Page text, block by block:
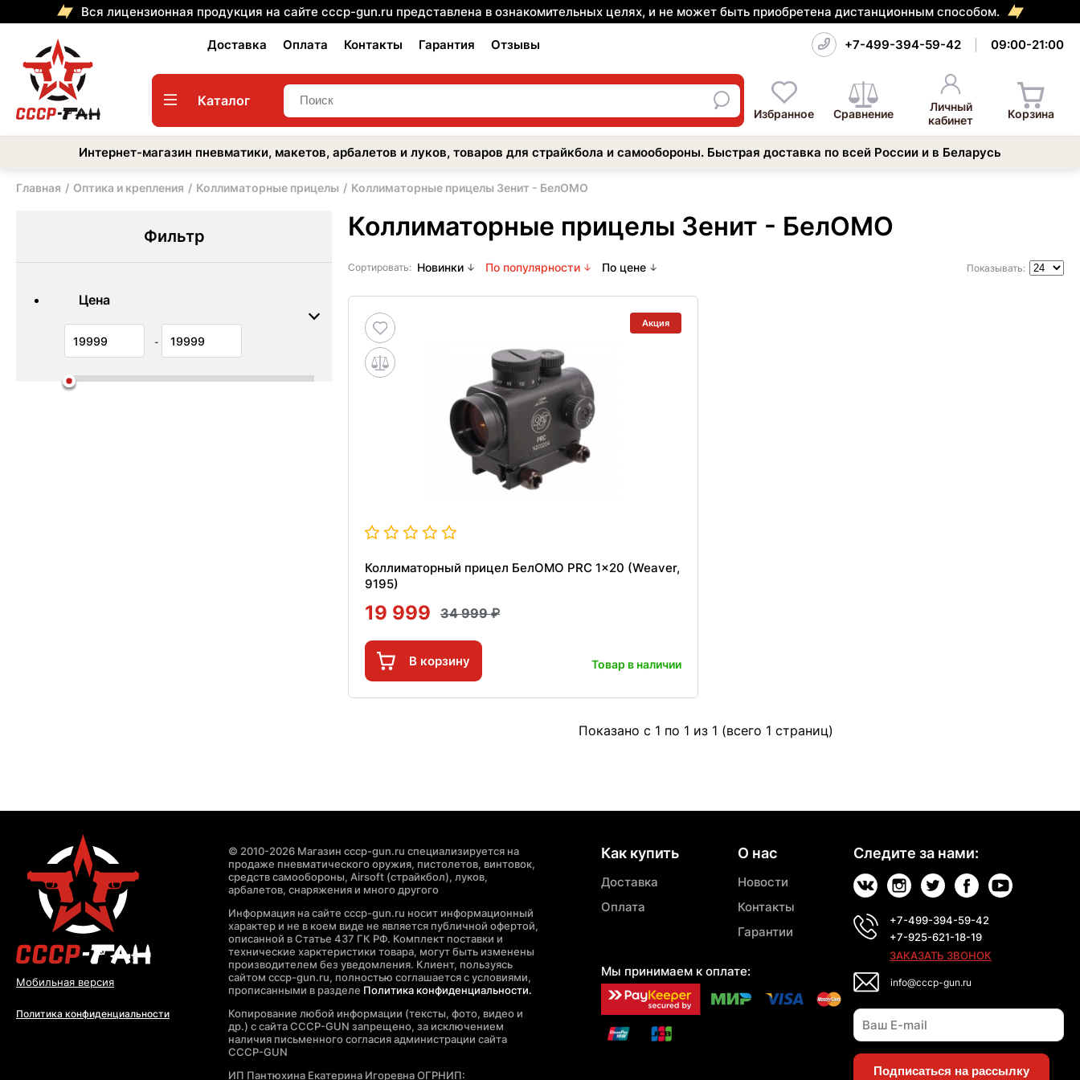
Вся лицензионная продукция на сайте cccp-gun.ru представлена в ознакомительных целях, и не может быть приобретена дистанционным способом.
Доставка Оплата Контакты Гарантия Отзывы +7-499-394-59-42 09:00-21:00
Каталог
Избранное Сравнение
Личный
кабинет
Корзина
Интернет-магазин пневматики, макетов, арбалетов и луков, товаров для страйкбола и самообороны. Быстрая доставка по всей России и в Беларусь
Главная Оптика и крепления Коллиматорные прицелы Коллиматорные прицелы Зенит - БелОМО
Фильтр
Цена
-
Коллиматорные прицелы Зенит - БелОМО
Сортировать: Новинки По популярности По цене Показывать:
Акция
Коллиматорный прицел БелОМО PRC 1x20 (Weaver,
9195)
19 999 34 999
В корзину Товар в наличии
Показано с 1 по 1 из 1 (всего 1 страниц)
Мобильная версия
Политика конфиденциальности
© 2010-2026 Магазин cccp-gun.ru специализируется на
продаже пневматического оружия, пистолетов, винтовок,
средств самообороны, Airsoft (страйкбол), луков,
арбалетов, снаряжения и много другого
Информация на сайте cccp-gun.ru носит информационный
характер и не в коем виде не является публичной офертой,
описанной в Статье 437 ГК РФ. Комплект поставки и
технические харктеристики товара, могут быть изменены
производителем без уведомления. Клиент, пользуясь
сайтом cccp-gun.ru, полностью соглашается с условиями,
прописанными в разделе Политика конфиденциальности.
Копирование любой информации (тексты, фото, видео и
др.) с сайта CCCP-GUN запрещено, за исключением
наличия письменного согласия администрации сайта
CCCP-GUN
ИП Пантюхина Екатерина Игоревна ОГРНИП:
Как купить
Доставка
Оплата
Мы принимаем к оплате:
О нас
Новости
Контакты
Гарантии
Следите за нами:
+7-499-394-59-42
+7-925-621-18-19
ЗАКАЗАТЬ ЗВОНОК
info@cccp-gun.ru
Подписаться на рассылку